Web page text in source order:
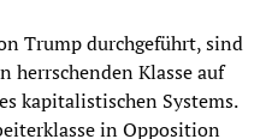
Trump durchgeführt, sind
herrschenden Klasse auf
kapitalistischen Systems.
in Opposition